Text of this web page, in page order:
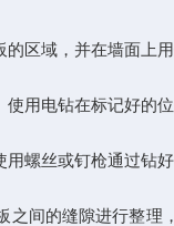
域，并在墙面上用
电钻在标记好的
丝或钉枪通过钻
的缝隙进行整理